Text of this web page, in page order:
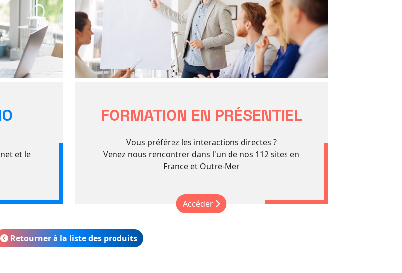
et le
FORMATION EN PRÉSENTIEL
Vous préférez les interactions directes ?
Venez nous rencontrer dans l'un de nos 112 sites en
France et Outre-Mer
Accéder
Retourner à la liste des produits